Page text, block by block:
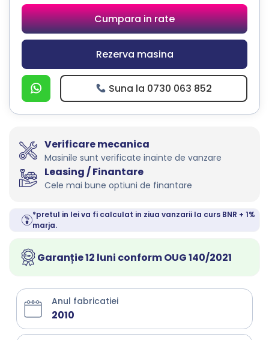
Cumpara in rate
Rezerva masina
Suna la 0730 063 852
Verificare mecanica
Masinile sunt verificate inainte de vanzare
Leasing / Finantare
Cele mai bune optiuni de finantare
*pretul in lei va fi calculat in ziua vanzarii la curs BNR + 1%
marja.
Garanție 12 luni conform OUG 140/2021
Anul fabricatiei
2010